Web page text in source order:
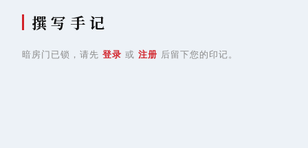
撰 写 手 记
暗房门已锁，请先 登录 或 注册 后留下您的印记。